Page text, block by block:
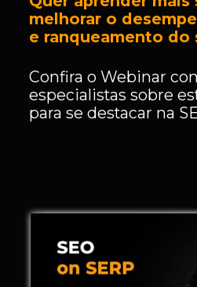
Confira o Webinar
especialistas sobre
para se destacar na
melhorar o
e ranqueamento do